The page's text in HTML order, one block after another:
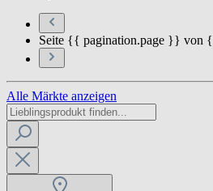
Seite {{ pagination.page }} von
Alle Märkte anzeigen